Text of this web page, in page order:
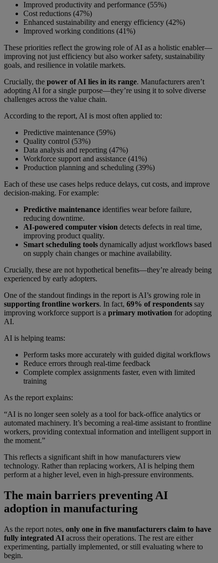
Improved productivity and performance (55%)
Cost reductions (47%)
Enhanced sustainability and energy efficiency (42%)
Improved working conditions (41%)
These priorities reflect the growing role of AI as a holistic enabler—
improving not just efficiency but also worker safety, sustainability
goals, and resilience in volatile markets.
Crucially, the power of AI lies in its range. Manufacturers aren’t
adopting AI for a single purpose—they’re using it to solve diverse
challenges across the value chain.
According to the report, AI is most often applied to:
Predictive maintenance (59%)
Quality control (53%)
Data analysis and reporting (47%)
Workforce support and assistance (41%)
Production planning and scheduling (39%)
Each of these use cases helps reduce delays, cut costs, and improve
decision-making. For example:
Predictive maintenance identifies wear before failure,
reducing downtime.
AI-powered computer vision detects defects in real time,
improving product quality.
Smart scheduling tools dynamically adjust workflows based
on supply chain changes or machine availability.
Crucially, these are not hypothetical benefits—they’re already being
experienced by early adopters.
One of the standout findings in the report is AI’s growing role in
supporting frontline workers. In fact, 69% of respondents say
improving workforce support is a primary motivation for adopting
AI.
AI is helping teams:
Perform tasks more accurately with guided digital workflows
Reduce errors through real-time feedback
Complete complex assignments faster, even with limited
training
As the report explains:
“AI is no longer seen solely as a tool for back-office analytics or
automated machinery. It’s becoming a real-time assistant to frontline
workers, providing contextual information and intelligent support in
the moment.”
This reflects a significant shift in how manufacturers view
technology. Rather than replacing workers, AI is helping them
perform at a higher level, even in high-pressure environments.
The main barriers preventing AI
adoption in manufacturing
As the report notes, only one in five manufacturers claim to have
fully integrated AI across their operations. The rest are either
experimenting, partially implemented, or still evaluating where to
begin.